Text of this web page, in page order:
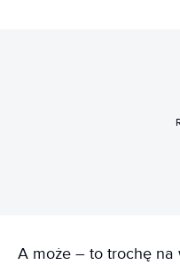
A może – to trochę